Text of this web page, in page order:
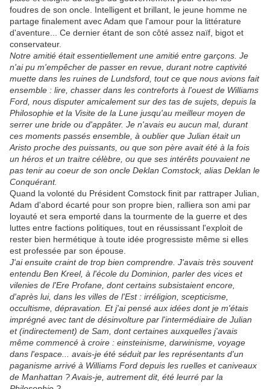
foudres de son oncle. Intelligent et brillant, le jeune homme ne
partage finalement avec Adam que l'amour pour la littérature
d'aventure... Ce dernier étant de son côté assez naïf, bigot et
conservateur.
Notre amitié était essentiellement une amitié entre garçons. Je
n'ai pu m'empêcher de passer en revue, durant notre captivité
muette dans les ruines de Lundsford, tout ce que nous avions fait
ensemble : lire, chasser dans les contreforts à l'ouest de Williams
Ford, nous disputer amicalement sur des tas de sujets, depuis la
Philosophie et la Visite de la Lune jusqu'au meilleur moyen de
serrer une bride ou d'appâter. Je n'avais eu aucun mal, durant
ces moments passés ensemble, à oublier que Julian était un
Aristo proche des puissants, ou que son père avait été à la fois
un héros et un traitre célèbre, ou que ses intérêts pouvaient ne
pas tenir au coeur de son oncle Deklan Comstock, alias Deklan le
Conquérant.
Quand la volonté du Président Comstock finit par rattraper Julian,
Adam d'abord écarté pour son propre bien, ralliera son ami par
loyauté et sera emporté dans la tourmente de la guerre et des
luttes entre factions politiques, tout en réussissant l'exploit de
rester bien hermétique à toute idée progressiste même si elles
est professée par son épouse.
J'ai ensuite craint de trop bien comprendre. J'avais très souvent
entendu Ben Kreel, à l'école du Dominion, parler des vices et
vilenies de l'Ere Profane, dont certains subsistaient encore,
d'après lui, dans les villes de l'Est : irréligion, scepticisme,
occultisme, dépravation. Et j'ai pensé aux idées dont je m'étais
imprégné avec tant de désinvolture par l'intermédiaire de Julian
et (indirectement) de Sam, dont certaines auxquelles j'avais
même commencé à croire : einsteinisme, darwinisme, voyage
dans l'espace... avais-je été séduit par les représentants d'un
paganisme arrivé à Williams Ford depuis les ruelles et caniveaux
de Manhattan ? Avais-je, autrement dit, été leurré par la